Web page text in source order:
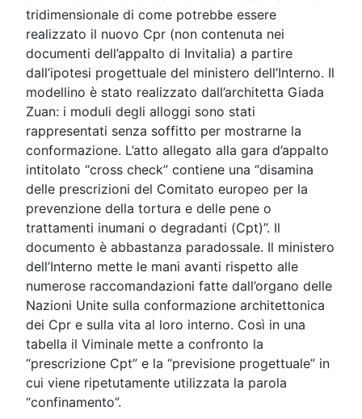
tridimensionale di come potrebbe essere
realizzato il nuovo Cpr (non contenuta nei
documenti dell’appalto di Invitalia) a partire
dall’ipotesi progettuale del ministero dell’Interno. Il
modellino è stato realizzato dall’architetta Giada
Zuan: i moduli degli alloggi sono stati
rappresentati senza soffitto per mostrarne la
conformazione. L’atto allegato alla gara d’appalto
intitolato “cross check” contiene una “disamina
delle prescrizioni del Comitato europeo per la
prevenzione della tortura e delle pene o
trattamenti inumani o degradanti (Cpt)”. Il
documento è abbastanza paradossale. Il ministero
dell’Interno mette le mani avanti rispetto alle
numerose raccomandazioni fatte dall’organo delle
Nazioni Unite sulla conformazione architettonica
dei Cpr e sulla vita al loro interno. Così in una
tabella il Viminale mette a confronto la
“prescrizione Cpt” e la “previsione progettuale” in
cui viene ripetutamente utilizzata la parola
“confinamento”.